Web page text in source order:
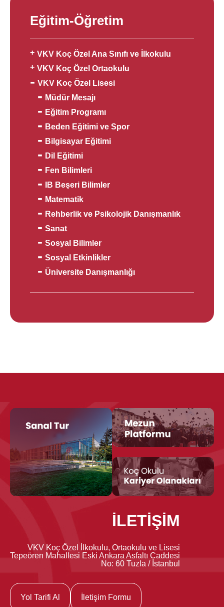
Eğitim-Öğretim
VKV Koç Özel Ana Sınıfı ve İlkokulu
VKV Koç Özel Ortaokulu
VKV Koç Özel Lisesi
Müdür Mesajı
Eğitim Programı
Beden Eğitimi ve Spor
Bilgisayar Eğitimi
Dil Eğitimi
Fen Bilimleri
IB Beşeri Bilimler
Matematik
Rehberlik ve Psikolojik Danışmanlık
Sanat
Sosyal Bilimler
Sosyal Etkinlikler
Üniversite Danışmanlığı
İLETİŞİM
VKV Koç Özel İlkokulu, Ortaokulu ve Lisesi
Tepeören Mahallesi Eski Ankara Asfaltı Caddesi
No: 60 Tuzla / İstanbul
Yol Tarifi Al İletişim Formu